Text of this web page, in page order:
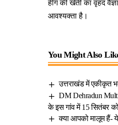
हींग की खेती का वृहद
आवश्यक्ता है।
You Might Also
उत्तराखंड में एकीकृत
DM Dehradun
के इस गांव में 15 सितंबर को
क्या आपको मालूम हैं- ये